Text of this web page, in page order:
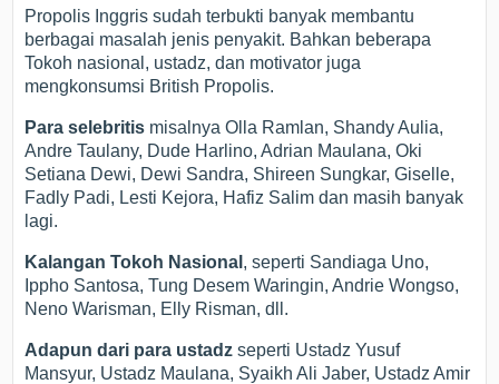
Propolis Inggris sudah terbukti banyak membantu
berbagai masalah jenis penyakit. Bahkan beberapa
Tokoh nasional, ustadz, dan motivator juga
mengkonsumsi British Propolis.
Para selebritis misalnya Olla Ramlan, Shandy Aulia,
Andre Taulany, Dude Harlino, Adrian Maulana, Oki
Setiana Dewi, Dewi Sandra, Shireen Sungkar, Giselle,
Fadly Padi, Lesti Kejora, Hafiz Salim dan masih banyak
lagi.
Kalangan Tokoh Nasional , seperti Sandiaga Uno,
Ippho Santosa, Tung Desem Waringin, Andrie Wongso,
Neno Warisman, Elly Risman, dll.
Adapun dari para ustadz seperti Ustadz Yusuf
Mansyur, Ustadz Maulana, Syaikh Ali Jaber, Ustadz Amir